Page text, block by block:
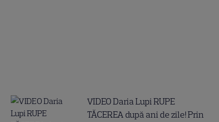
VIDEO Daria Lupi RUPE
TĂCEREA după ani de zile! Prin